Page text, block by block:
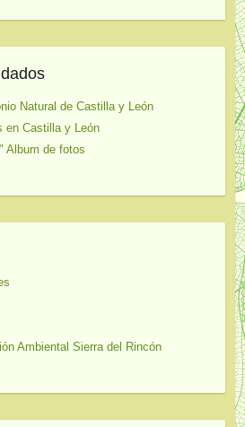
Natural de Castilla y León
en Castilla y León
Album de fotos
Ambiental Sierra del Rincón